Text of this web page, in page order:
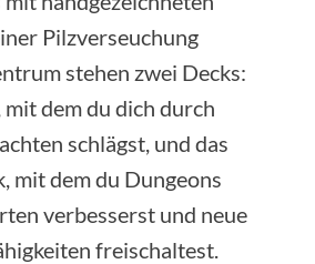
Pilzverseuchung
stehen zwei Decks:
dem du dich durch
schlägst, und das
mit dem du Dungeons
verbesserst und neue
freischaltest.